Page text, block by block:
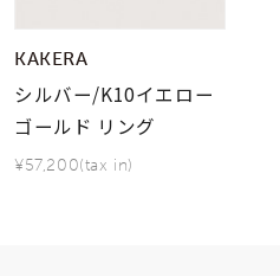
KAKERA
シルバー/K10イエロー
ゴールド リング
¥57,200(tax in)